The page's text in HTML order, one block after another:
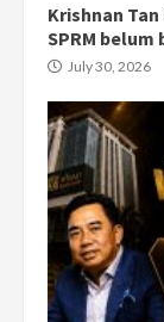
Krishnan
SPRM belum
July 30, 2026